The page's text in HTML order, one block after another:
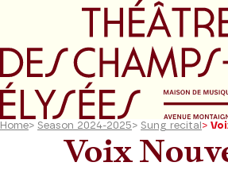
Go to main menu Go
Home> Season 2024-2025> Sung recital >
Voix